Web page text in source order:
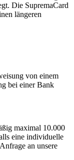
Die SupremaCard
längeren
von einem
bei einer Bank
maximal 10.000
eine individuelle
an unsere